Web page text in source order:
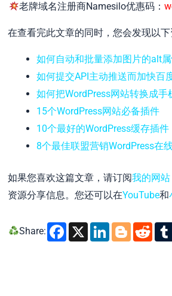
老牌域名注册商Namesilo优惠码：
在查看完此文章的同时，您会发现以下
如何自动和批量添加图片的alt属
如何提交API主动推送而加快百
如何把WordPress网站转换成手
15个WordPress网站必备插件
10个最好的WordPress缓存插件
8个最佳联盟营销WordPress在
如果您喜欢这篇文章，请订阅我的网站
资源分享信息。您还可以在YouTube和
Share: Facebook
X